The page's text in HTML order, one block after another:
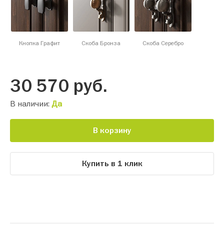
Кнопка Графит Скоба Бронза Скоба Серебро
30 570 руб.
В наличии: Да
В корзину
Купить в 1 клик